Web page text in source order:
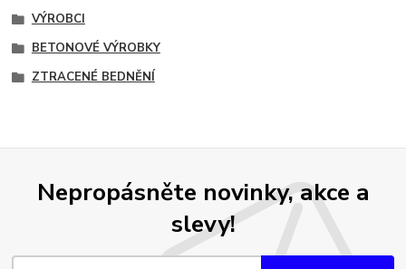
VÝROBCI
BETONOVÉ VÝROBKY
ZTRACENÉ BEDNĚNÍ
Nepropásněte novinky, akce a
slevy!